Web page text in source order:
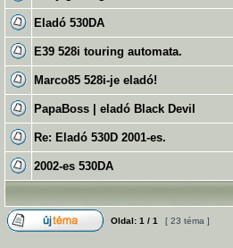
Eladó 530DA
E39 528i touring automata.
Marco85 528i-je eladó!
PapaBoss | eladó Black Devil
Re: Eladó 530D 2001-es.
2002-es 530DA
Oldal: 1 / 1 [ 23 téma ]